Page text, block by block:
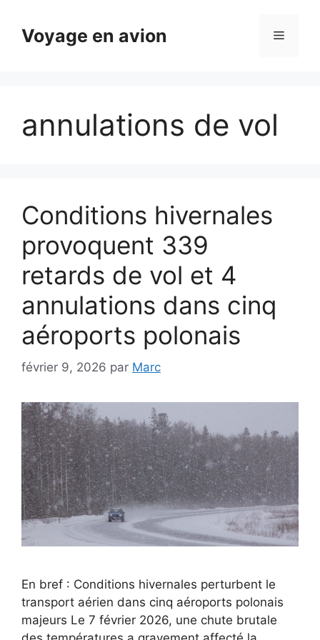
contenuVoyage en avion Menu
annulations de vol
Conditions hivernales
provoquent 339
retards de vol et 4
annulations dans cinq
aéroports polonais
février 9, 2026 par Marc
En bref : Conditions hivernales perturbent le
transport aérien dans cinq aéroports polonais
majeurs Le 7 février 2026, une chute brutale